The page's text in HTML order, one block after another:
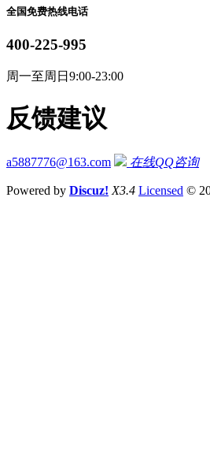
全国免费热线电话
400-225-995
周一至周日9:00-23:00
反馈建议
a5887776@163.com 在线QQ咨询
Powered by Discuz! X3.4 Licensed ©